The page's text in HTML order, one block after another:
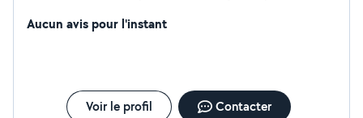
avant 8h30 J'ai travaillé chez ADAR en tant qu'aide à
Aucun avis pour l'instant
Voir le profil Contacter